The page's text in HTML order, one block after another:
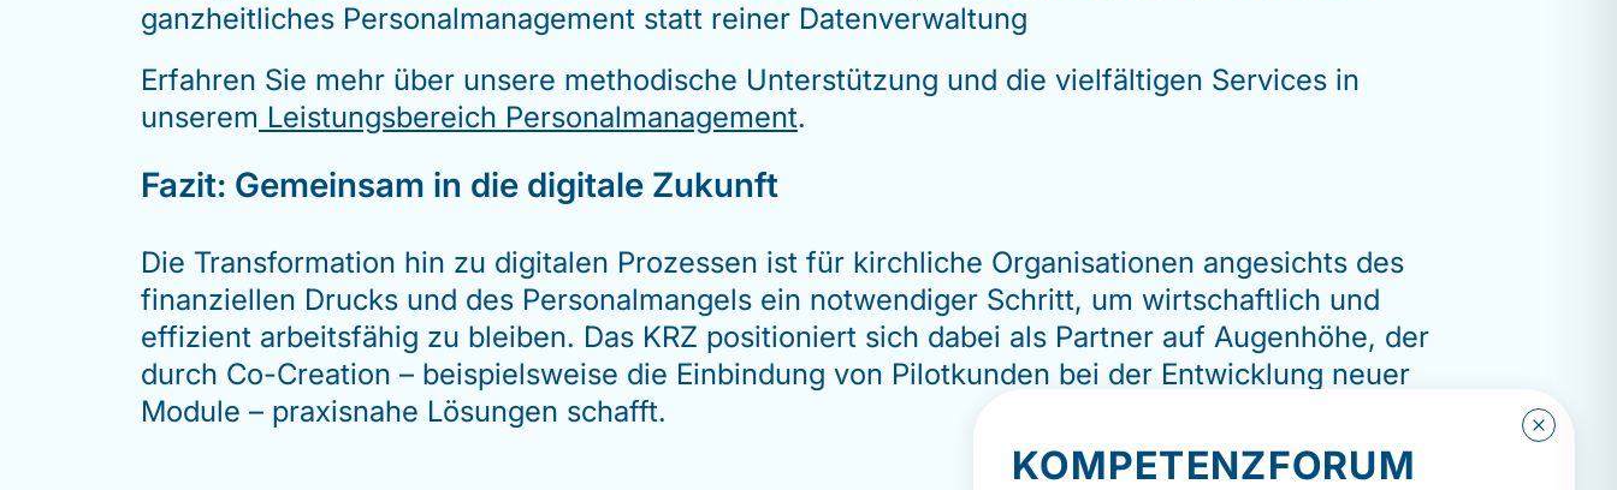
ganzheitliches Personalmanagement statt reiner Datenverwaltung
Erfahren Sie mehr über unsere methodische Unterstützung und die vielfältigen Services in
unserem Leistungsbereich Personalmanagement.
Fazit: Gemeinsam in die digitale Zukunft
Die Transformation hin zu digitalen Prozessen ist für kirchliche Organisationen angesichts des
finanziellen Drucks und des Personalmangels ein notwendiger Schritt, um wirtschaftlich und
effizient arbeitsfähig zu bleiben. Das KRZ positioniert sich dabei als Partner auf Augenhöhe, der
durch Co-Creation – beispielsweise die Einbindung von Pilotkunden bei der Entwicklung neuer
Module – praxisnahe Lösungen schafft.
KOMPETENZFORUM